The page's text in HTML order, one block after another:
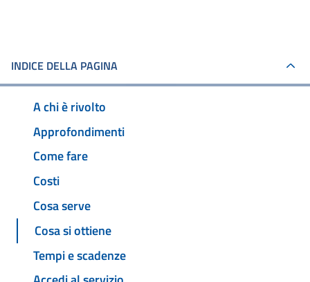
INDICE DELLA PAGINA
A chi è rivolto
Approfondimenti
Come fare
Costi
Cosa serve
Cosa si ottiene
Tempi e scadenze